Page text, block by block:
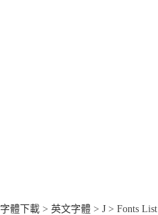
字體下載 > 英文字體 > J > Fonts List